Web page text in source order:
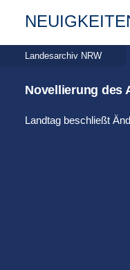
Landesarchiv NRW
Novellierung des
Landtag beschließt